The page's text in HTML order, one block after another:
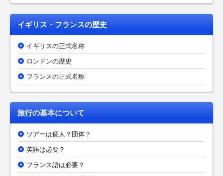
イギリス・フランスの歴史
イギリスの正式名称
ロンドンの歴史
フランスの正式名称
旅行の基本について
ツアーは個人？団体？
英語は必要？
フランス語は必要？